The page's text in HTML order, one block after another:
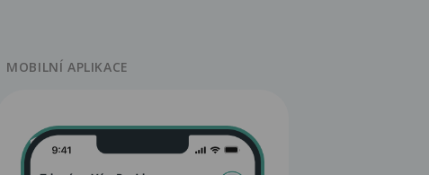
MOBILNÍ APLIKACE